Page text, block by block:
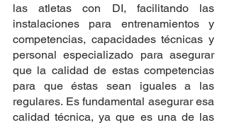
las atletas con DI, facilitando las
instalaciones para entrenamientos y
competencias, capacidades técnicas y
personal especializado para asegurar
que la calidad de estas competencias
para que éstas sean iguales a las
regulares. Es fundamental asegurar esa
calidad técnica, ya que es una de las